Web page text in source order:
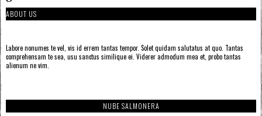
ABOUT US
Labore nonumes te vel, vis id errem tantas tempor. Solet quidam salutatus at quo. Tantas
comprehensam te sea, usu sanctus similique ei. Viderer admodum mea et, probo tantas
alienum ne vim.
NUBE SALMONERA